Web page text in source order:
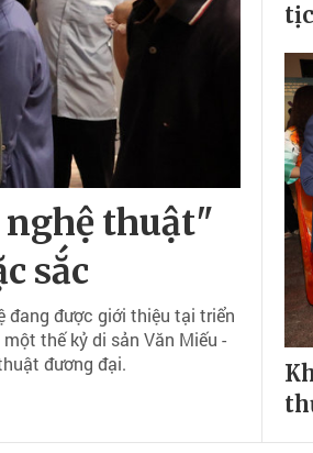
nghệ thuật"
sắc
đang được giới thiệu tại triển
thế kỷ di sản Văn Miếu -
đương đại.